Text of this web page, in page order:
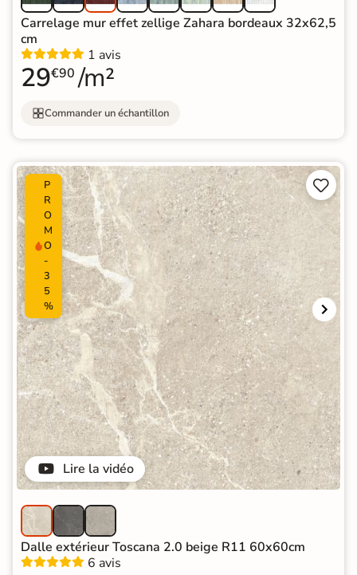
Carrelage mur effet zellige Zahara bordeaux 32x62,5
cm
1 avis
29€90 /m²
Commander un échantillon
Lire la vidéo
P
R
O
M
O
-
3
5
%


Dalle extérieur Toscana 2.0 beige R11 60x60cm
6 avis